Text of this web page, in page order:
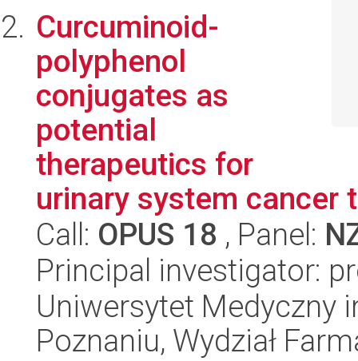
Curcuminoid-
polyphenol
conjugates as
potential
therapeutics for
urinary system cancer
Call: OPUS 18 , Panel:
Principal investigator:
Uniwersytet Medyczny
Poznaniu, Wydział